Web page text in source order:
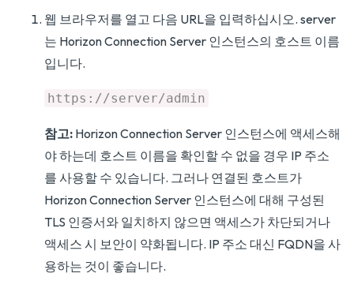
웹 브라우저를 열고 다음 URL을 입력하십시오. server
는 Horizon Connection Server 인스턴스의 호스트 이름
입니다.
https://server/admin
참고: Horizon Connection Server 인스턴스에 액세스해
야 하는데 호스트 이름을 확인할 수 없을 경우 IP 주소
를 사용할 수 있습니다. 그러나 연결된 호스트가
Horizon Connection Server 인스턴스에 대해 구성된
TLS 인증서와 일치하지 않으면 액세스가 차단되거나
액세스 시 보안이 약화됩니다. IP 주소 대신 FQDN을 사
용하는 것이 좋습니다.